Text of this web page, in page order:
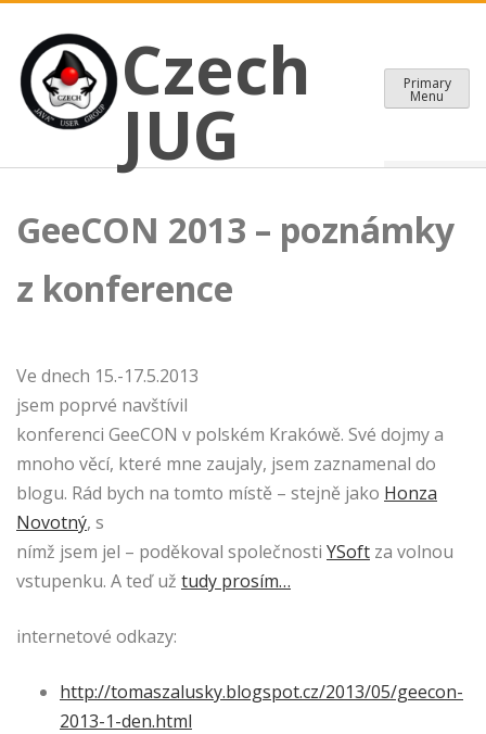
content
Czech JUG
CZECH JAVA USER GROUP
Czech
JUG
Primary
Menu
GeeCON 2013 – poznámky
z konference
Ve dnech 15.-17.5.2013
jsem poprvé navštívil
konferenci GeeCON v polském Krakówě. Své dojmy a
mnoho věcí, které mne zaujaly, jsem zaznamenal do
blogu. Rád bych na tomto místě – stejně jako Honza
Novotný, s
nímž jsem jel – poděkoval společnosti YSoft za volnou
vstupenku. A teď už tudy prosím…
internetové odkazy:
http://tomaszalusky.blogspot.cz/2013/05/geecon-
2013-1-den.html